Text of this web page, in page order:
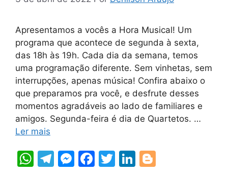
Apresentamos a vocês a Hora Musical! Um
programa que acontece de segunda à sexta,
das 18h às 19h. Cada dia da semana, temos
uma programação diferente. Sem vinhetas, sem
interrupções, apenas música! Confira abaixo o
que preparamos pra você, e desfrute desses
momentos agradáveis ao lado de familiares e
amigos. Segunda-feira é dia de Quartetos. …
Ler mais
W T
M F
T
Li